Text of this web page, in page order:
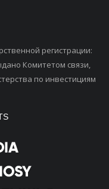
регистрации:
Комитетом связи,
по инвестициям